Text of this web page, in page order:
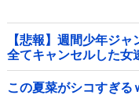
【悲報】週間少年ジ
全てキャンセルした女
この夏菜がシコすぎる